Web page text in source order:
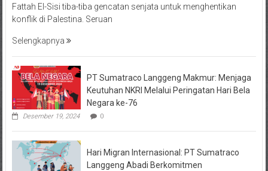
Fattah El-Sisi tiba-tiba gencatan senjata untuk menghentikan
konflik di Palestina. Seruan
Selengkapnya
PT Sumatraco Langgeng Makmur: Menjaga
Keutuhan NKRI Melalui Peringatan Hari Bela
Negara ke-76
Desember 19, 2024 0
Hari Migran Internasional: PT Sumatraco
Langgeng Abadi Berkomitmen